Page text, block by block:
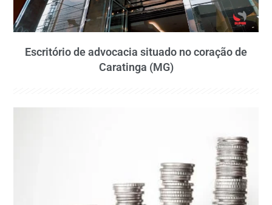
Escritório de advocacia situado no coração de
Caratinga (MG)